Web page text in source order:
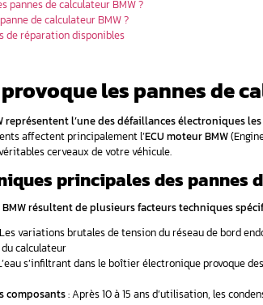
L’EXPERT Aurel Automobile
BMW défaillant nécessite un
identifient précisément les composants
remplacement coûteux. Tests rigoureux